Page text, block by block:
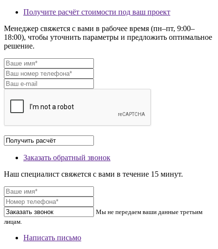
Получите расчёт стоимости под ваш проект
Менеджер свяжется с вами в рабочее время (пн–пт, 9:00–
18:00), чтобы уточнить параметры и предложить оптимальное
решение.
Заказать обратный звонок
Наш специалист свяжется с вами в течение 15 минут.
Мы не передаем ваши данные третьим
лицам.
Написать письмо